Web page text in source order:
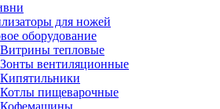
для ножей
оборудование
Витрины тепловые
Зонты вентиляционные
Кипятильники
Котлы пищеварочные
Кофемашины